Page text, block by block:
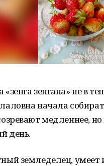
зенгана» не в
начала
медленнее,
день.
земледелец, умеет